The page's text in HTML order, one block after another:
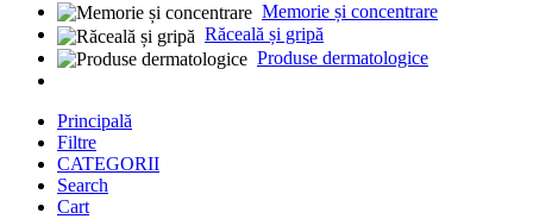
Memorie și concentrare
Răceală și gripă
Produse dermatologice
Principală
Filtre
CATEGORII
Search
Cart